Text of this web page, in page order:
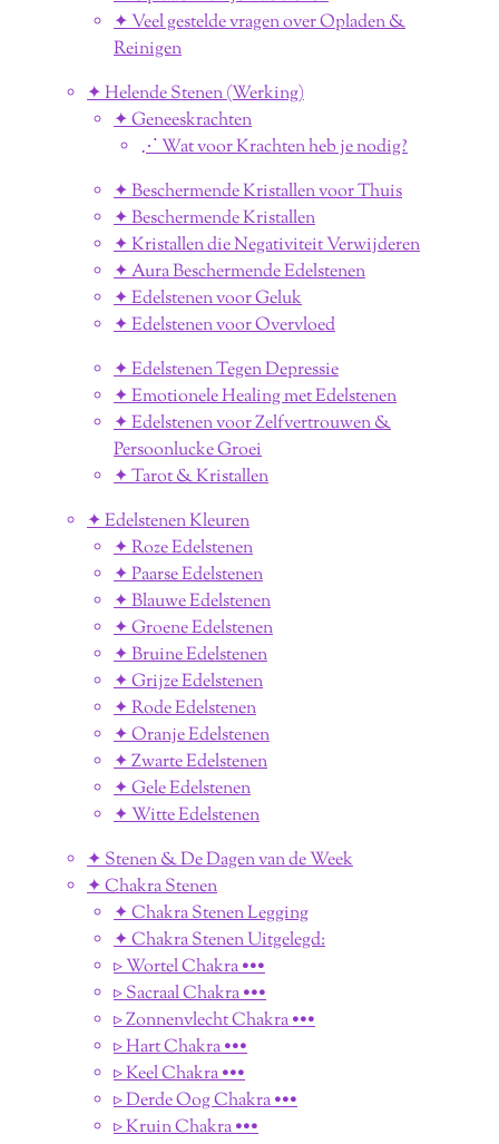
✦ Veel gestelde vragen over Opladen &
Reinigen
✦ Helende Stenen (Werking)
✦ Geneeskrachten
⋰ Wat voor Krachten heb je nodig?
✦ Beschermende Kristallen voor Thuis
✦ Beschermende Kristallen
✦ Kristallen die Negativiteit Verwijderen
✦ Aura Beschermende Edelstenen
✦ Edelstenen voor Geluk
✦ Edelstenen voor Overvloed
✦ Edelstenen Tegen Depressie
✦ Emotionele Healing met Edelstenen
✦ Edelstenen voor Zelfvertrouwen &
Persoonlucke Groei
✦ Tarot & Kristallen
✦ Edelstenen Kleuren
✦ Roze Edelstenen
✦ Paarse Edelstenen
✦ Blauwe Edelstenen
✦ Groene Edelstenen
✦ Bruine Edelstenen
✦ Grijze Edelstenen
✦ Rode Edelstenen
✦ Oranje Edelstenen
✦ Zwarte Edelstenen
✦ Gele Edelstenen
✦ Witte Edelstenen
✦ Stenen & De Dagen van de Week
✦ Chakra Stenen
✦ Chakra Stenen Legging
✦ Chakra Stenen Uitgelegd:
▹ Wortel Chakra •••
▹ Sacraal Chakra •••
▹ Zonnenvlecht Chakra •••
▹ Hart Chakra •••
▹ Keel Chakra •••
▹ Derde Oog Chakra •••
▹ Kruin Chakra •••